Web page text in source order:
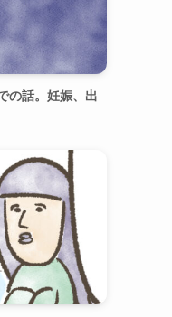
の話。妊娠、出